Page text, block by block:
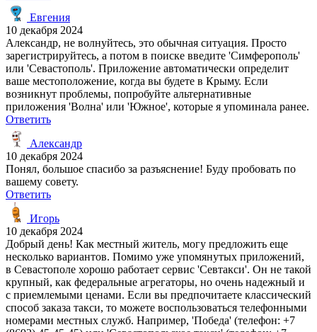
Евгения
10 декабря 2024
Александр, не волнуйтесь, это обычная ситуация. Просто
зарегистрируйтесь, а потом в поиске введите 'Симферополь'
или 'Севастополь'. Приложение автоматически определит
ваше местоположение, когда вы будете в Крыму. Если
возникнут проблемы, попробуйте альтернативные
приложения 'Волна' или 'Южное', которые я упоминала ранее.
Ответить
Александр
10 декабря 2024
Понял, большое спасибо за разъяснение! Буду пробовать по
вашему совету.
Ответить
Игорь
10 декабря 2024
Добрый день! Как местный житель, могу предложить еще
несколько вариантов. Помимо уже упомянутых приложений,
в Севастополе хорошо работает сервис 'Севтакси'. Он не такой
крупный, как федеральные агрегаторы, но очень надежный и
с приемлемыми ценами. Если вы предпочитаете классический
способ заказа такси, то можете воспользоваться телефонными
номерами местных служб. Например, 'Победа' (телефон: +7